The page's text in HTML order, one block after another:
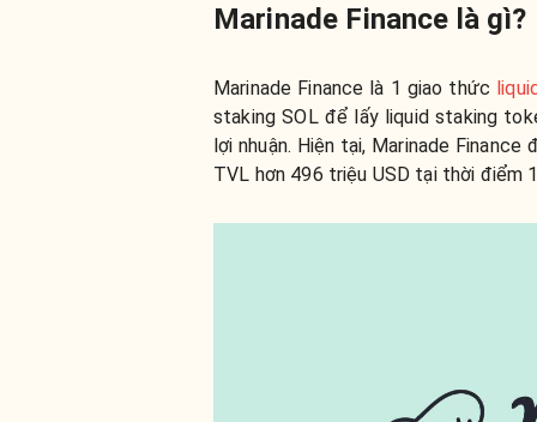
Marinade Finance là gì?
Marinade Finance là 1 giao thức
staking SOL để lấy liquid staking
lợi nhuận. Hiện tại, Marinade
TVL hơn 496 triệu USD tại thời